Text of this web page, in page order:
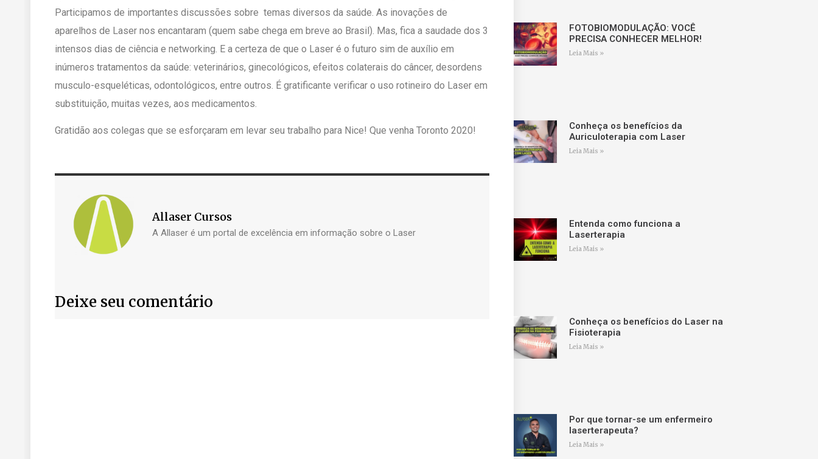
Participamos de importantes discussões sobre temas diversos da saúde. As inovações de
aparelhos de Laser nos encantaram (quem sabe chega em breve ao Brasil). Mas, fica a saudade dos 3
intensos dias de ciência e networking. E a certeza de que o Laser é o futuro sim de auxílio em
inúmeros tratamentos da saúde: veterinários, ginecológicos, efeitos colaterais do câncer, desordens
musculo-esqueléticas, odontológicos, entre outros. É gratificante verificar o uso rotineiro do Laser em
substituição, muitas vezes, aos medicamentos.
Gratidão aos colegas que se esforçaram em levar seu trabalho para Nice! Que venha Toronto 2020!
Allaser Cursos
A Allaser é um portal de excelência em informação sobre o Laser
Deixe seu comentário
FOTOBIOMODULAÇÃO: VOCÊ
PRECISA CONHECER MELHOR!
Leia Mais »
Conheça os benefícios da
Auriculoterapia com Laser
Leia Mais »
Entenda como funciona a
Laserterapia
Leia Mais »
Conheça os benefícios do Laser na
Fisioterapia
Leia Mais »
Por que tornar-se um enfermeiro
laserterapeuta?
Leia Mais »